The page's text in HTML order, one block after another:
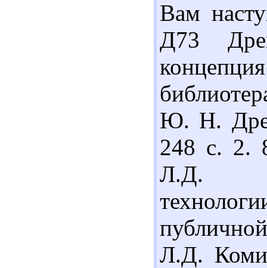
Вам
Д73
Ю. Н.
248 с. 2.
Л.Д.
Л.Д.